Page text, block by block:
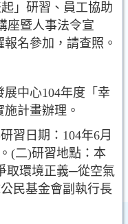
」研習、員工協助
座暨人事法令宣
名參加，請查照。
中心104年度「幸
計畫辦理。
習日期：104年6月
(二)研習地點：本
取環境正義─從空氣
民基金會副執行長